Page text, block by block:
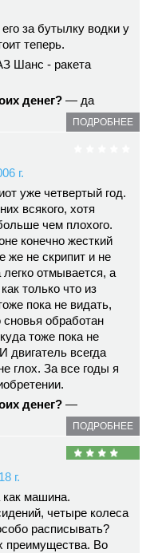
за бутылку водки у
теперь.
Шанс - ракета
денег? — да
ПОДРОБНЕЕ
г.
уже четвертый год.
всякого, хотя
чем плохого.
конечно жесткий
же не скрипит и не
отмывается, а
только что из
пока не видать,
обработан
тоже пока не
двигатель всегда
глох. За все годы я
денег? —
ПОДРОБНЕЕ
г.
машина.
четыре колеса
расписывать?
преимущества. Во